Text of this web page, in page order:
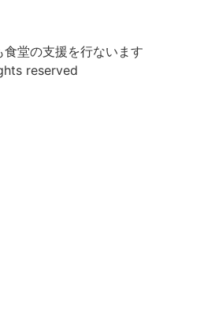
堂の支援を行ないます
reserved